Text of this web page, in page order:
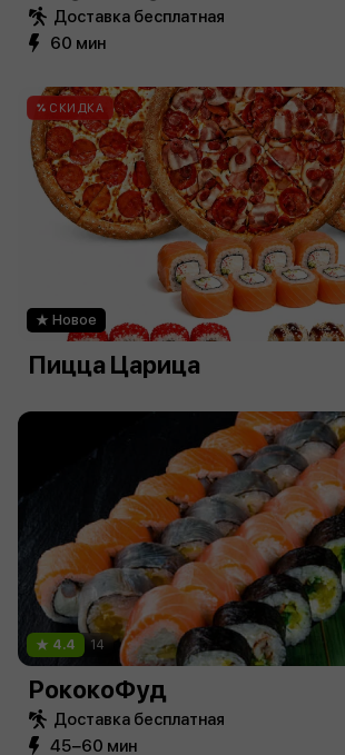
Доставка бесплатная
60 мин
СКИДКА
Новое
Пицца Царица
4.4 14
РококоФуд
Доставка бесплатная
45−60 мин